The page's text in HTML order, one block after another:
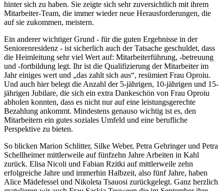
hinter sich zu haben. Sie zeigte sich sehr zuversichtlich mit ihrem
Mitarbeiter-Team, die immer wieder neue Herausforderungen, die
auf sie zukommen, meistern.
Ein anderer wichtiger Grund - für die guten Ergebnisse in der
Seniorenresidenz - ist sicherlich auch der Tatsache geschuldet, dass
die Heimleitung sehr viel Wert auf: Mitarbeiterführung, -betreuung
und -fortbildung legt. Ihr ist die Qualifizierung der Mitarbeiter im
Jahr einiges wert und „das zahlt sich aus“, resümiert Frau Oproiu.
Und auch hier belegt die Anzahl der 5-jährigen, 10-jährigen und 15-
jährigen Jubilare, die sich ein extra Dankeschön von Frau Oproiu
abholen konnten, dass es nicht nur auf eine leistungsgerechte
Bezahlung ankommt. Mindestens genauso wichtig ist es, den
Mitarbeitern ein gutes soziales Umfeld und eine berufliche
Perspektive zu bieten.
So blicken Marion Schlitter, Silke Weber, Petra Gehringer und Petra
Schellheimer mittlerweile auf fünfzehn Jahre Arbeiten in Kahl
zurück. Elisa Nicoli und Fabian Rzitki auf mittlerweile zehn
erfolgreiche Jahre und immerhin Halbzeit, also fünf Jahre, haben
Alice Mädefessel und Nikoleta Tsauosi zurückgelegt. Ganz herzlich